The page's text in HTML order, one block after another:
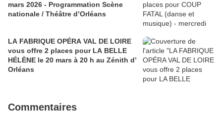
mars 2026 - Programmation Scène
nationale / Théâtre d’Orléans
LA FABRIQUE OPÉRA VAL DE LOIRE
vous offre 2 places pour LA BELLE
HÉLÈNE le 20 mars à 20 h au Zénith d’
Orléans
Commentaires